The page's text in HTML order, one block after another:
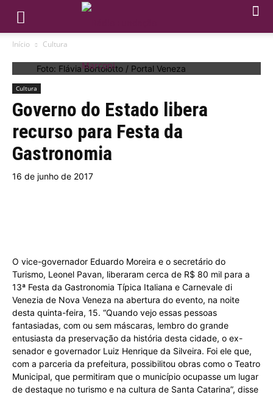
Início Cultura
Foto: Flávia Bortolotto / Portal Veneza
Cultura
Governo do Estado libera
recurso para Festa da
Gastronomia
16 de junho de 2017
O vice-governador Eduardo Moreira e o secretário do
Turismo, Leonel Pavan, liberaram cerca de R$ 80 mil para a
13ª Festa da Gastronomia Típica Italiana e Carnevale di
Venezia de Nova Veneza na abertura do evento, na noite
desta quinta-feira, 15. “Quando vejo essas pessoas
fantasiadas, com ou sem máscaras, lembro do grande
entusiasta da preservação da história desta cidade, o ex-
senador e governador Luiz Henrique da Silveira. Foi ele que,
com a parceria da prefeitura, possibilitou obras como o Teatro
Municipal, que permitiram que o município ocupasse um lugar
de destaque no turismo e na cultura de Santa Catarina”, disse